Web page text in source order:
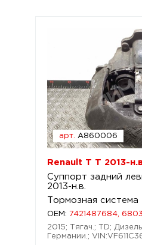
арт. A860006
Renault T T 2013-
Суппорт задний
2013-н.в.
Тормозная система
OEM:
7421487684,
2015; Тягач.; TD;
Германии.;